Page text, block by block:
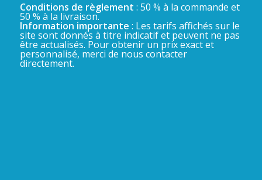
Conditions de règlement : 50 % à la commande et
50 % à la livraison.
Information importante : Les tarifs affichés sur le
site sont donnés à titre indicatif et peuvent ne pas
être actualisés. Pour obtenir un prix exact et
personnalisé, merci de nous contacter
directement.